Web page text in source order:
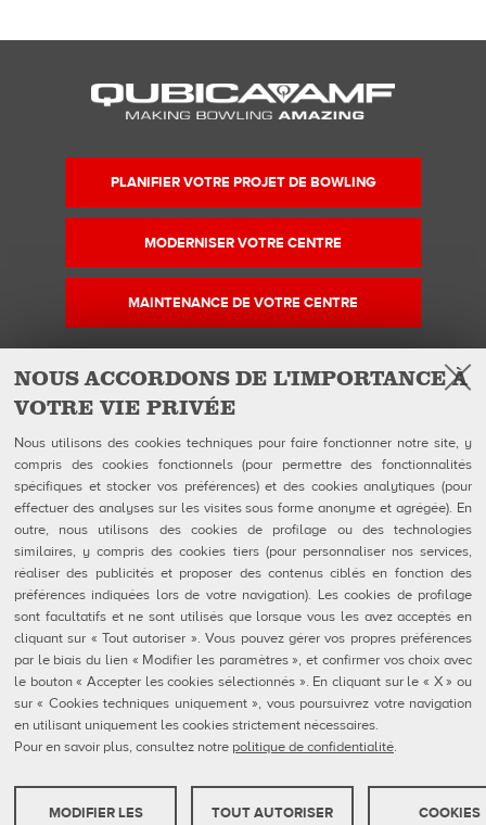
NOUS ACCORDONS DE L'IMPORTANCE À
VOTRE VIE PRIVÉE
Nous utilisons des cookies techniques pour faire fonctionner notre site, y
compris des cookies fonctionnels (pour permettre des fonctionnalités
spécifiques et stocker vos préférences) et des cookies analytiques (pour
effectuer des analyses sur les visites sous forme anonyme et agrégée). En
outre, nous utilisons des cookies de profilage ou des technologies
similaires, y compris des cookies tiers (pour personnaliser nos services,
réaliser des publicités et proposer des contenus ciblés en fonction des
préférences indiquées lors de votre navigation). Les cookies de profilage
sont facultatifs et ne sont utilisés que lorsque vous les avez acceptés en
cliquant sur « Tout autoriser ». Vous pouvez gérer vos propres préférences
par le biais du lien « Modifier les paramètres », et confirmer vos choix avec
le bouton « Accepter les cookies sélectionnés ». En cliquant sur le « X » ou
sur « Cookies techniques uniquement », vous poursuivrez votre navigation
en utilisant uniquement les cookies strictement nécessaires.
Pour en savoir plus, consultez notre politique de confidentialité.
COOKIES
TOUT AUTORISER
MODIFIER LES
PLANIFIER VOTRE PROJET DE BOWLING
MODERNISER VOTRE CENTRE
MAINTENANCE DE VOTRE CENTRE
QUBICAAMF WORLDWIDE LLC
40 rue Jacques Ibert
92300 Levallois-Perret:
Téléphone : 0140899470
Produits
Galerie
Actualités
eShop
Contacts
Formulaires FDS
Politique de confidentialité
Politique en matière de cookies
Configuration des cookies
Rapports De Dénonciation
Suivez-nous sur